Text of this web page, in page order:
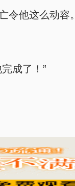
令他这么动容。
成了！”